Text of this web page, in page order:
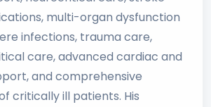
multi-organ dysfunction
infections, trauma care,
care, advanced cardiac and
and comprehensive
critically ill patients. His